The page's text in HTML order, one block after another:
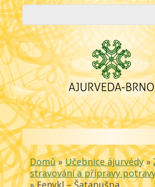
Domů»Učebnice ájurvédy»
stravování a přípravy
»Fenykl – Šatapušpa